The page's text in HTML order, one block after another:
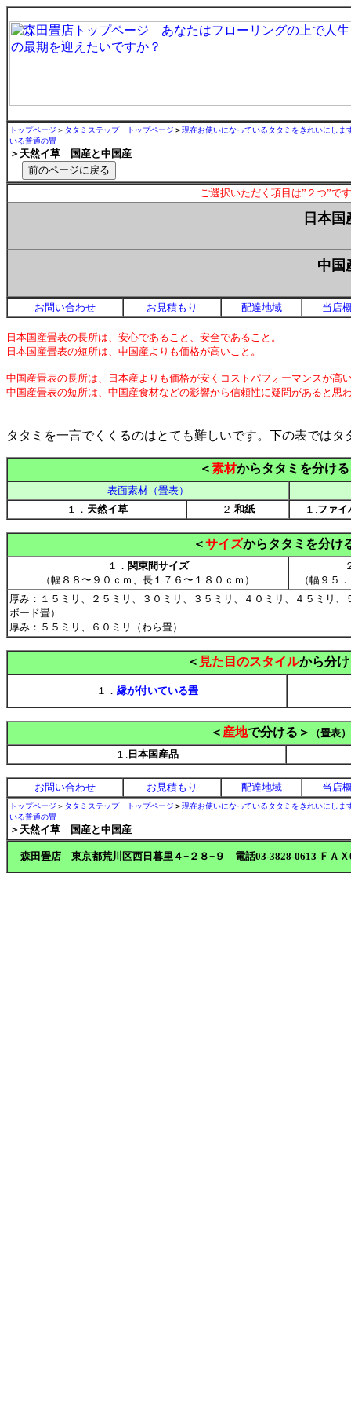
トップページ ＞ タタミステップ トップページ ＞現在お使いになっているタタミをきれいにしま
いる普通の畳
＞天然イ草 国産と中国産
ご選択いただく項目は”２つ”で
日本
中国
お問い合わせ お見積もり 配達地域 当店
日本国産畳表の長所は、安心であること、安全であること。
日本国産畳表の短所は、中国産よりも価格が高いこと。
中国産畳表の長所は、日本産よりも価格が安くコストパフォーマンスが高
中国産畳表の短所は、中国産食材などの影響から信頼性に疑問があると思
タタミを一言でくくるのはとても難しいです。下の表では
＜素材からタタミを分け
表面素材（畳表）
１． 天然イ草 ２.和紙 １.ファイ
＜サイズからタタミを分け
１． 関東間サイズ
（幅８８〜９０ｃｍ、長１７６〜１８０ｃｍ）
（幅９５
厚み：１５ミリ、２５ミリ、３０ミリ、３５ミリ、４０ミリ、４５ミリ
ボード畳）
厚み：５５ミリ、６０ミリ（わら畳）
＜ 見た目のスタイルから分
１． 縁が付いている畳
＜ 産地で分ける＞
（畳表）
１.日本国産品
お問い合わせ お見積もり 配達地域 当店
トップページ ＞ タタミステップ トップページ ＞現在お使いになっているタタミをきれいにしま
いる普通の畳
＞天然イ草 国産と中国産
森田畳店 東京都荒川区西日暮里４−２８−９ 電話03-3828-0613 ＦＡ